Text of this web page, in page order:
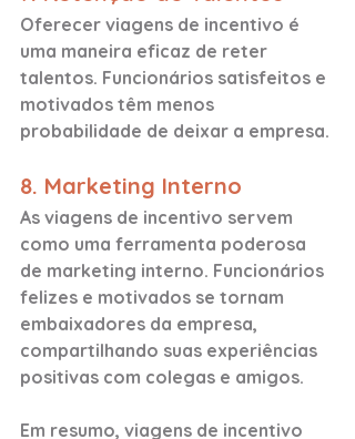
Oferecer viagens de incentivo é
uma maneira eficaz de reter
talentos. Funcionários satisfeitos e
motivados têm menos
probabilidade de deixar a empresa.
8. Marketing Interno
As viagens de incentivo servem
como uma ferramenta poderosa
de marketing interno. Funcionários
felizes e motivados se tornam
embaixadores da empresa,
compartilhando suas experiências
positivas com colegas e amigos.
Em resumo, viagens de incentivo